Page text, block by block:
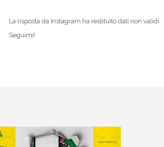
La risposta da Instagram ha restituito dati non validi.
Seguimi!